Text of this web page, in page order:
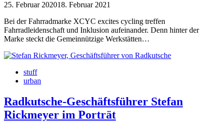
25. Februar 202018. Februar 2021
Bei der Fahrradmarke XCYC excites cycling treffen
Fahrradleidenschaft und Inklusion aufeinander. Denn hinter der
Marke steckt die Gemeinnützige Werkstätten…
stuff
urban
Radkutsche-Geschäftsführer Stefan
Rickmeyer im Porträt